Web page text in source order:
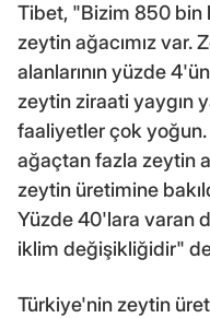
Tibet, "Bizim 850 bin
zeytin ağacımız var.
alanlarının yüzde
zeytin ziraati yaygın
faaliyetler çok
ağaçtan fazla zeytin
zeytin üretimine
Yüzde 40'lara varan
iklim değişikliğidir"
Türkiye'nin zeytin